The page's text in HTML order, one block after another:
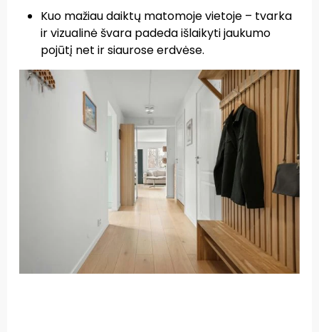
Kuo mažiau daiktų matomoje vietoje – tvarka
ir vizualinė švara padeda išlaikyti jaukumo
pojūtį net ir siaurose erdvėse.